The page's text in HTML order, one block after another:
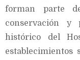
forman parte
conservación
histórico del
establecimientos